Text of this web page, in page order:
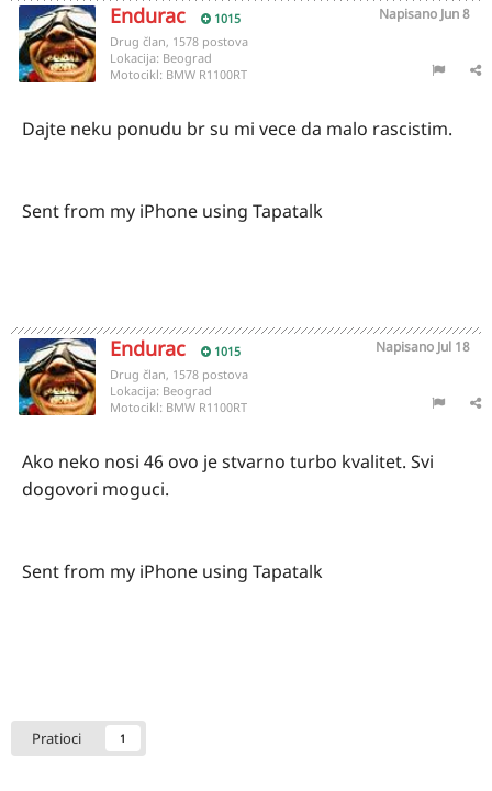
Endurac 1015 Napisano Jun 8
Drug član, 1578 postova
Lokacija: Beograd
Motocikl: BMW R1100RT
Dajte neku ponudu br su mi vece da malo rascistim.
Sent from my iPhone using Tapatalk
Endurac 1015 Napisano Jul 18
Drug član, 1578 postova
Lokacija: Beograd
Motocikl: BMW R1100RT
Ako neko nosi 46 ovo je stvarno turbo kvalitet. Svi
dogovori moguci.
Sent from my iPhone using Tapatalk
Pratioci 1